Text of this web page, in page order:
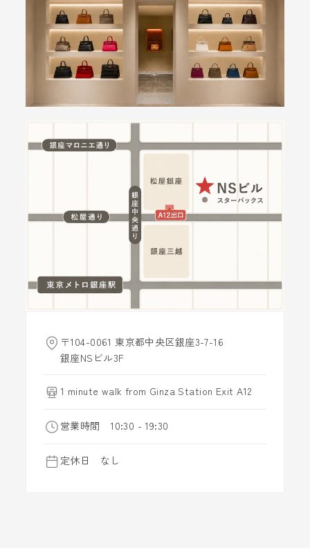
〒104-0061 東京都中央区銀座3-7-16
銀座NSビル3F
1 minute walk from Ginza Station Exit A12
営業時間 10:30 - 19:30
定休日 なし